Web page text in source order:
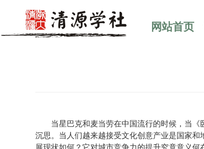
网站首页
当星巴克和麦当劳在中国流行的时候，当
沉思。当人们越来越接受文化创意产业是国家
展现状如何？它对城市竞争力的提升究竟意义